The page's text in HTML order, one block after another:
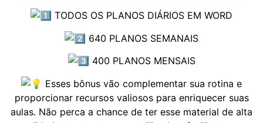
TODOS OS PLANOS DIÁRIOS EM WORD
640 PLANOS SEMANAIS
400 PLANOS MENSAIS
Esses bônus vão complementar sua rotina e
proporcionar recursos valiosos para enriquecer suas
aulas. Não perca a chance de ter esse material de alta